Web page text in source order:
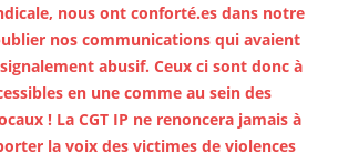
nous ont conforté.es dans notre
nos communications qui avaient
abusif. Ceux ci sont donc à
en une comme au sein des
! La CGT IP ne renoncera jamais à
la voix des victimes de violences